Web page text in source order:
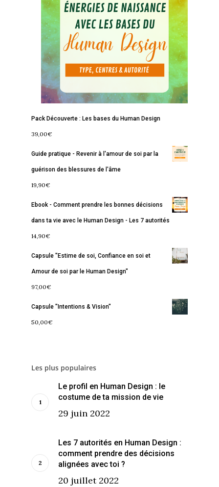
Pack Découverte : Les bases du Human Design
39,00€
Guide pratique - Revenir à l'amour de soi par la
guérison des blessures de l'âme
19,90€
Ebook - Comment prendre les bonnes décisions
dans ta vie avec le Human Design - Les 7 autorités
14,90€
Capsule "Estime de soi, Confiance en soi et
Amour de soi par le Human Design"
97,00€
Capsule "Intentions & Vision"
50,00€
Les plus populaires
Le profil en Human Design : le
costume de ta mission de vie
29 juin 2022
Les 7 autorités en Human Design :
comment prendre des décisions
alignées avec toi ?
20 juillet 2022
Commence ici
Se découvrir
Podcast
Lectures de Human
Libération
Programmes
Amour & Guérison